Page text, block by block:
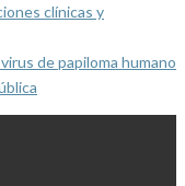
clínicas y
de papiloma humano